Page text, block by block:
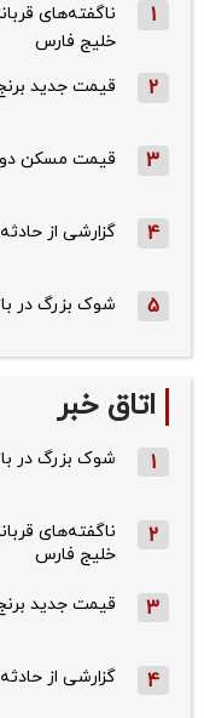
1
خلیج فارس
2 قیمت جدید برنج
3 قیمت مسکن دو
4 گزارشی از
5 شوک بزرگ در
اتاق خبر
1 شوک بزرگ در
2
خلیج فارس
3 قیمت جدید برنج
4 گزارشی از